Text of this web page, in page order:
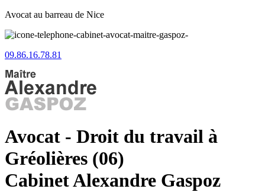
Avocat au barreau de Nice
09.86.16.78.81
Avocat - Droit du travail à
Gréolières (06)
Cabinet Alexandre Gaspoz